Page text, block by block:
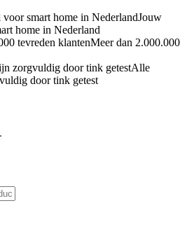
Jouw
home in Nederland
Meer dan 2.000.000
Alle
door tink getest